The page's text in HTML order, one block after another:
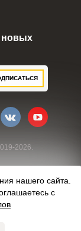
2026.
новых
нашего сайта.
с